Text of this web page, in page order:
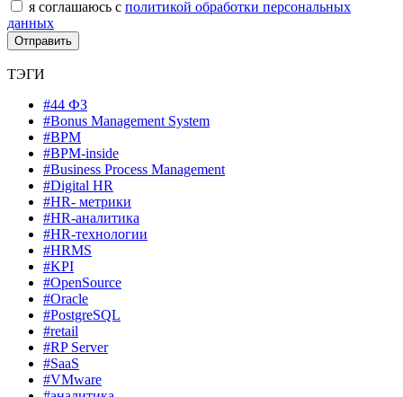
я соглашаюсь с политикой обработки персональных
данных
ТЭГИ
#44 ФЗ
#Bonus Management System
#BPM
#BPM-inside
#Business Process Management
#Digital HR
#HR- метрики
#HR-аналитика
#HR-технологии
#HRMS
#KPI
#OpenSource
#Oracle
#PostgreSQL
#retail
#RP Server
#SaaS
#VMware